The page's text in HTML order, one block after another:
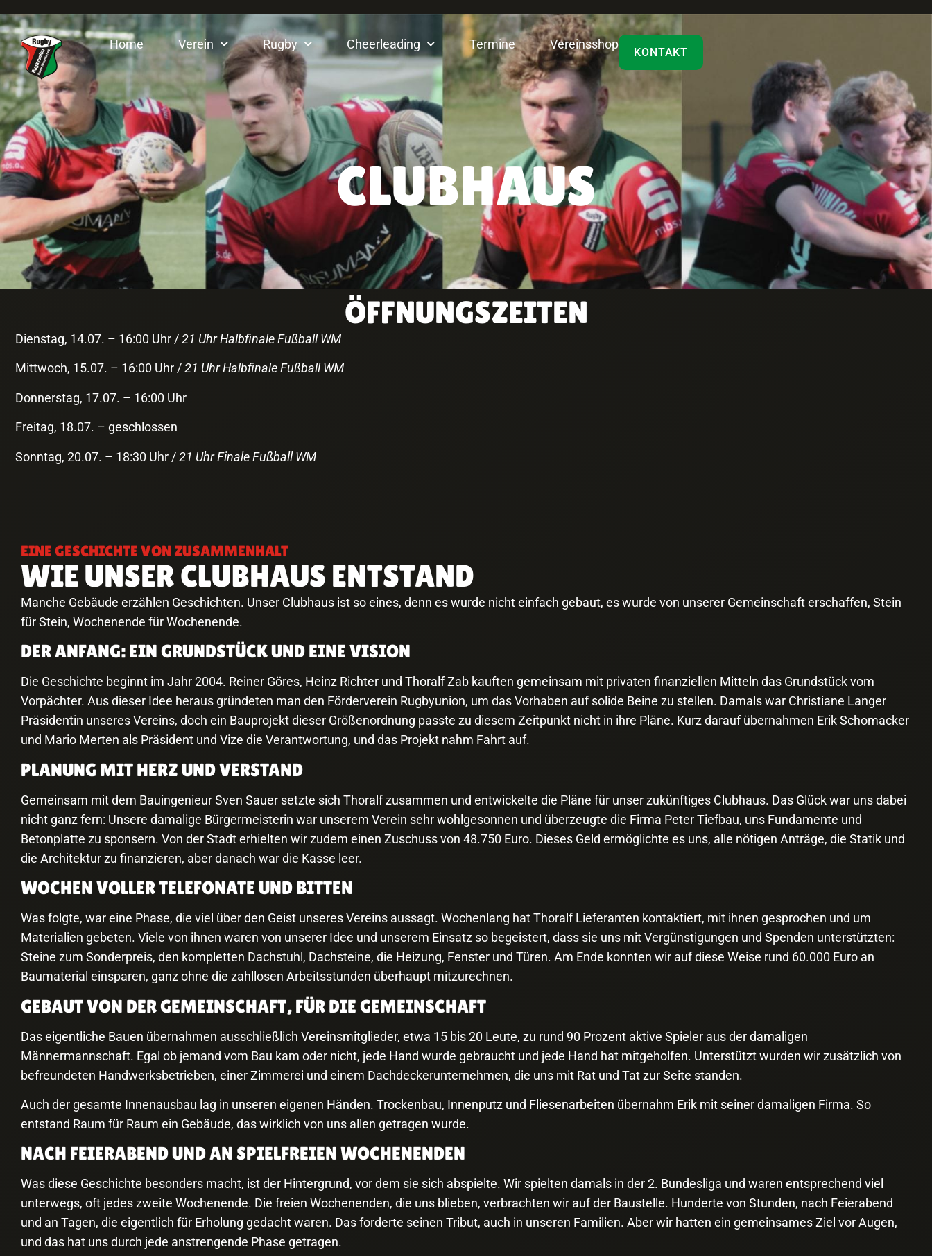
Home Verein Rugby Cheerleading Termine Vereinsshop
KONTAKT
CLUBHAUS
ÖFFNUNGSZEITEN
Dienstag, 14.07. – 16:00 Uhr / 21 Uhr Halbfinale Fußball WM
Mittwoch, 15.07. – 16:00 Uhr / 21 Uhr Halbfinale Fußball WM
Donnerstag, 17.07. – 16:00 Uhr
Freitag, 18.07. – geschlossen
Sonntag, 20.07. – 18:30 Uhr / 21 Uhr Finale Fußball WM
EINE GESCHICHTE VON ZUSAMMENHALT
WIE UNSER CLUBHAUS ENTSTAND
Manche Gebäude erzählen Geschichten. Unser Clubhaus ist so eines, denn es wurde nicht einfach gebaut, es wurde von unserer Gemeinschaft erschaffen, Stein
für Stein, Wochenende für Wochenende.
DER ANFANG: EIN GRUNDSTÜCK UND EINE VISION
Die Geschichte beginnt im Jahr 2004. Reiner Göres, Heinz Richter und Thoralf Zab kauften gemeinsam mit privaten finanziellen Mitteln das Grundstück vom
Vorpächter. Aus dieser Idee heraus gründeten man den Förderverein Rugbyunion, um das Vorhaben auf solide Beine zu stellen. Damals war Christiane Langer
Präsidentin unseres Vereins, doch ein Bauprojekt dieser Größenordnung passte zu diesem Zeitpunkt nicht in ihre Pläne. Kurz darauf übernahmen Erik Schomacker
und Mario Merten als Präsident und Vize die Verantwortung, und das Projekt nahm Fahrt auf.
PLANUNG MIT HERZ UND VERSTAND
Gemeinsam mit dem Bauingenieur Sven Sauer setzte sich Thoralf zusammen und entwickelte die Pläne für unser zukünftiges Clubhaus. Das Glück war uns dabei
nicht ganz fern: Unsere damalige Bürgermeisterin war unserem Verein sehr wohlgesonnen und überzeugte die Firma Peter Tiefbau, uns Fundamente und
Betonplatte zu sponsern. Von der Stadt erhielten wir zudem einen Zuschuss von 48.750 Euro. Dieses Geld ermöglichte es uns, alle nötigen Anträge, die Statik und
die Architektur zu finanzieren, aber danach war die Kasse leer.
WOCHEN VOLLER TELEFONATE UND BITTEN
Was folgte, war eine Phase, die viel über den Geist unseres Vereins aussagt. Wochenlang hat Thoralf Lieferanten kontaktiert, mit ihnen gesprochen und um
Materialien gebeten. Viele von ihnen waren von unserer Idee und unserem Einsatz so begeistert, dass sie uns mit Vergünstigungen und Spenden unterstützten:
Steine zum Sonderpreis, den kompletten Dachstuhl, Dachsteine, die Heizung, Fenster und Türen. Am Ende konnten wir auf diese Weise rund 60.000 Euro an
Baumaterial einsparen, ganz ohne die zahllosen Arbeitsstunden überhaupt mitzurechnen.
GEBAUT VON DER GEMEINSCHAFT, FÜR DIE GEMEINSCHAFT
Das eigentliche Bauen übernahmen ausschließlich Vereinsmitglieder, etwa 15 bis 20 Leute, zu rund 90 Prozent aktive Spieler aus der damaligen
Männermannschaft. Egal ob jemand vom Bau kam oder nicht, jede Hand wurde gebraucht und jede Hand hat mitgeholfen. Unterstützt wurden wir zusätzlich von
befreundeten Handwerksbetrieben, einer Zimmerei und einem Dachdeckerunternehmen, die uns mit Rat und Tat zur Seite standen.
Auch der gesamte Innenausbau lag in unseren eigenen Händen. Trockenbau, Innenputz und Fliesenarbeiten übernahm Erik mit seiner damaligen Firma. So
entstand Raum für Raum ein Gebäude, das wirklich von uns allen getragen wurde.
NACH FEIERABEND UND AN SPIELFREIEN WOCHENENDEN
Was diese Geschichte besonders macht, ist der Hintergrund, vor dem sie sich abspielte. Wir spielten damals in der 2. Bundesliga und waren entsprechend viel
unterwegs, oft jedes zweite Wochenende. Die freien Wochenenden, die uns blieben, verbrachten wir auf der Baustelle. Hunderte von Stunden, nach Feierabend
und an Tagen, die eigentlich für Erholung gedacht waren. Das forderte seinen Tribut, auch in unseren Familien. Aber wir hatten ein gemeinsames Ziel vor Augen,
und das hat uns durch jede anstrengende Phase getragen.